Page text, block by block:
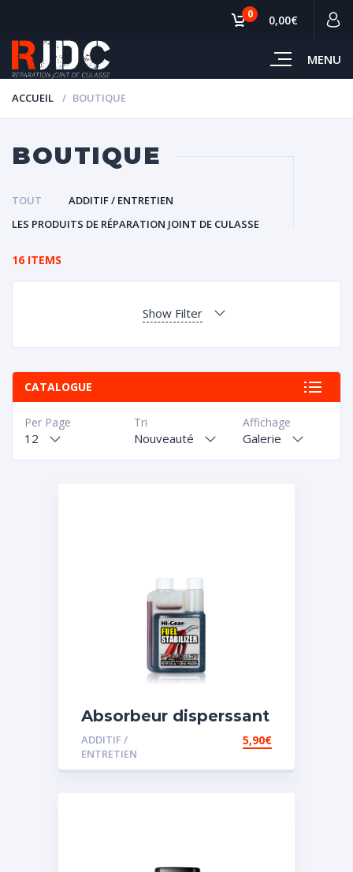
MENU
0 0,00€
ACCUEIL BOUTIQUE
BOUTIQUE
TOUT
ADDITIF / ENTRETIEN
LES PRODUITS DE RÉPARATION JOINT DE CULASSE
16 ITEMS
Show Filter
CATALOGUE
Affichage
Galerie
Tri
Nouveauté
Per Page
12
Absorbeur disperssant
d’eau pour carburant
ADDITIF /
ENTRETIEN
5,90€